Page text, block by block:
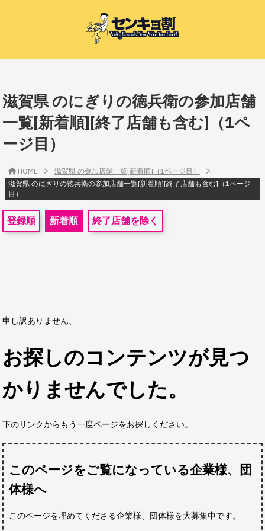
滋賀県 のにぎりの徳兵衛の参加店舗
一覧[新着順][終了店舗も含む]（1ペ
ージ目）
HOME > 滋賀県 の参加店舗一覧[新着順]（1ページ目） >
滋賀県 のにぎりの徳兵衛の参加店舗一覧[新着順][終了店舗も含む]（1ページ
目）
登録順 新着順 終了店舗を除く
申し訳ありません、
お探しのコンテンツが見つ
かりませんでした。
下のリンクからもう一度ページをお探しください。
このページをご覧になっている企業様、団
体様へ
このページを埋めてくださる企業様、団体様を大募集中です。